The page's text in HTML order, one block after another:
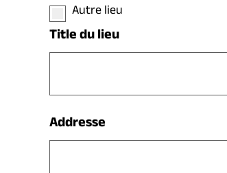
Autre lieu
Title du lieu
Addresse